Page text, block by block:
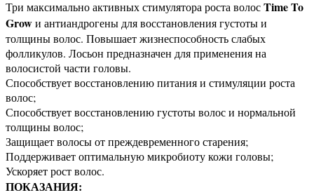
Три максимально активных стимулятора роста волосTime To
Growи антиандрогены для восстановления густоты и
толщины волос. Повышает жизнеспособность слабых
фолликулов. Лосьон предназначен для применения на
волосистой части головы.
Способствует восстановлению питания и стимуляции роста
волос;
Способствует восстановлению густоты волос и нормальной
толщины волос;
Защищает волосы от преждевременного старения;
Поддерживает оптимальную микробиоту кожи головы;
Ускоряет рост волос.
ПОКАЗАНИЯ: